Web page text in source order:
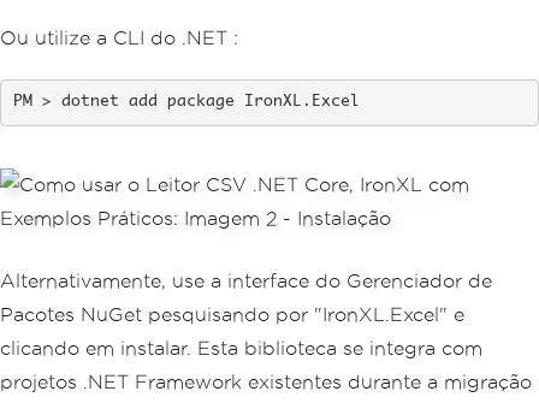
Ou utilize a CLI do .NET :
dotnet add package IronXL.Excel
Alternativamente, use a interface do Gerenciador de
Pacotes NuGet pesquisando por "IronXL.Excel" e
clicando em instalar. Esta biblioteca se integra com
projetos .NET Framework existentes durante a migração